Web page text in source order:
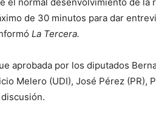
de 30 minutos para dar
La Tercera.
aprobada por los diputados
Melero (UDI), José Pérez (PR),